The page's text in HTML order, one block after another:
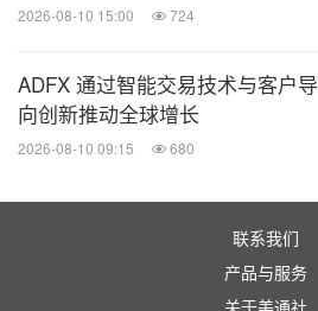
2026-08-10 15:00 724
ADFX 通过智能交易技术与客户导
向创新推动全球增长
2026-08-10 09:15 680
联系我们
产品与服务